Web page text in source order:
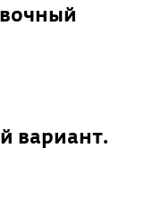
вариант.